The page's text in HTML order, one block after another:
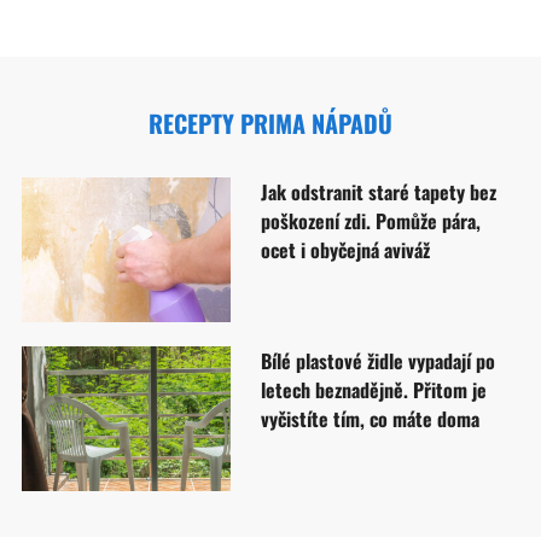
RECEPTY PRIMA NÁPADŮ
Jak odstranit staré tapety bez
poškození zdi. Pomůže pára,
ocet i obyčejná aviváž
Bílé plastové židle vypadají po
letech beznadějně. Přitom je
vyčistíte tím, co máte doma